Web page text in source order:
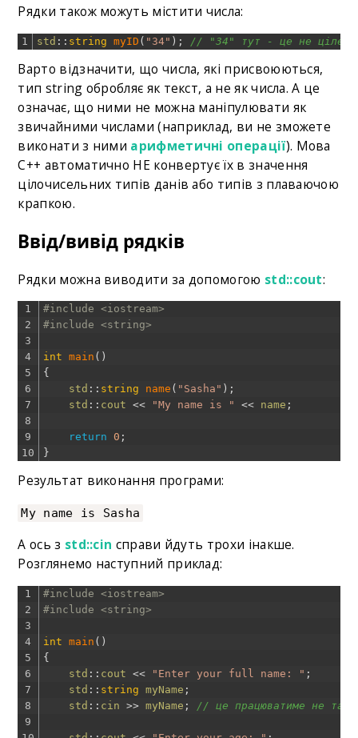
Рядки також можуть містити числа:
1 std :: string myID ( "34" ) ; // "34" тут - це не ціле
Варто відзначити, що числа, які присвоюються,
тип string обробляє як текст, а не як числа. А це
означає, що ними не можна маніпулювати як
звичайними числами (наприклад, ви не зможете
виконати з ними арифметичні операції). Мова
C++ автоматично НЕ конвертує їх в значення
цілочисельних типів данів або типів з плаваючою
крапкою.
Ввід/вивід рядків
Рядки можна виводити за допомогою std::cout:
1
2
3
4
5
6
7
8
9
10
#include <iostream>
#include <string>
int main ( )
{
std :: string name ( "Sasha" ) ;
std :: cout << "My name is " << name ;
return 0 ;
}
Результат виконання програми:
My name is Sasha
А ось з std::cin справи йдуть трохи інакше.
Розглянемо наступний приклад:
1
2
3
4
5
6
7
8
9
#include <iostream>
#include <string>
int main ( )
{
std :: cout << "Enter your full name: " ;
std :: string myName ;
std :: cin >> myName ; // це працюватиме не так,